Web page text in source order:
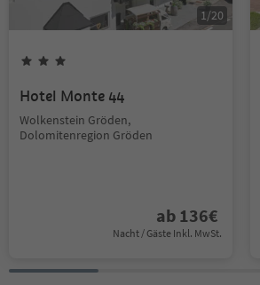
1/20
Hotel Monte 44
Wolkenstein Gröden,
Dolomitenregion Gröden
ab 136€
Nacht / Gäste Inkl. MwSt.